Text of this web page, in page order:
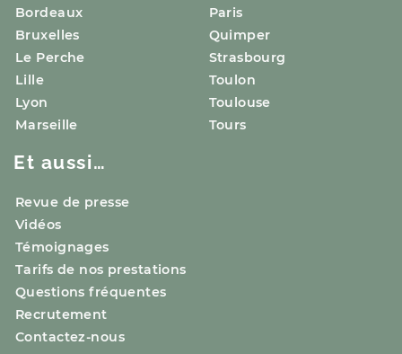
Bordeaux
Bruxelles
Le Perche
Lille
Lyon
Marseille
Paris
Quimper
Strasbourg
Toulon
Toulouse
Tours
Et aussi…
Revue de presse
Vidéos
Témoignages
Tarifs de nos prestations
Questions fréquentes
Recrutement
Contactez-nous